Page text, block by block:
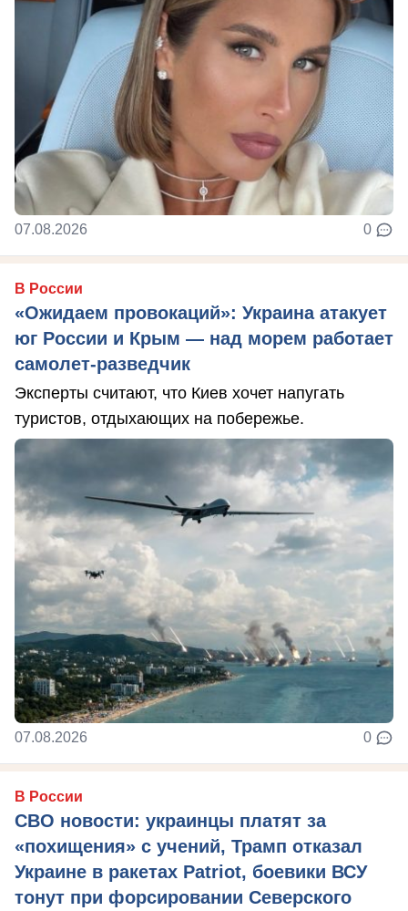
07.08.2026 0
В России
«Ожидаем провокаций»: Украина атакует
юг России и Крым — над морем работает
самолет-разведчик
Эксперты считают, что Киев хочет напугать
туристов, отдыхающих на побережье.
07.08.2026 0
В России
СВО новости: украинцы платят за
«похищения» с учений, Трамп отказал
Украине в ракетах Patriot, боевики ВСУ
тонут при форсировании Северского